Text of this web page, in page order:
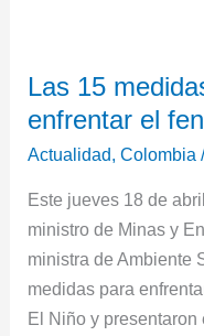
Las 15
enfrentar el
Actualidad,Colombia
Este jueves 18 de
ministro de Minas y
ministra de Ambiente
medidas para
El Niño y
15
medidas
del
para
enfrentar
el
fenómeno
de